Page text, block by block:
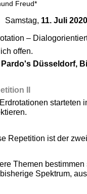
Freud*
Samstag, 11. Juli
–
offen.
Pardo's Düsseldorf,
II
starteten
Repetition ist der
Themen
Spektrum,